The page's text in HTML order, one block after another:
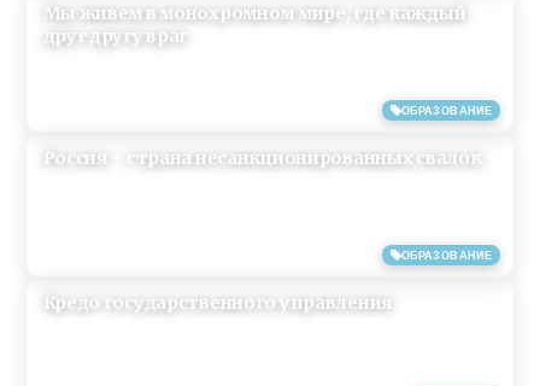
ОБРАЗОВАНИЕ
Мы живем в монохромном мире, где каждый
друг другу враг
ОБРАЗОВАНИЕ
Россия – страна несанкционированных свалок
Кредо государственного управления